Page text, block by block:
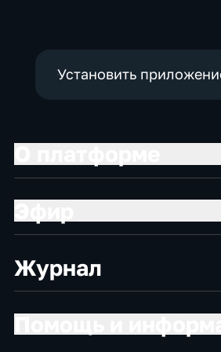
Установить
Журнал